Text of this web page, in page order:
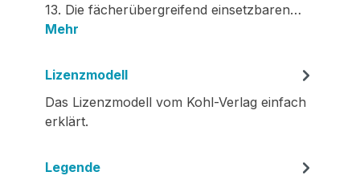
13. Die fächerübergreifend einsetzbaren…
Mehr
Lizenzmodell
Das Lizenzmodell vom Kohl-Verlag einfach
erklärt.
Legende